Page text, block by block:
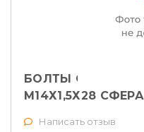
БОЛТЫ СЕКРЕТНЫЕ
М14Х1,5Х28 СФЕРА
Написать отзыв